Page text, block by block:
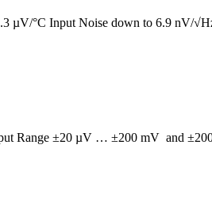
µV/°C Input Noise down to 6.9 nV/
Range ±20 µV … ±200 mV and